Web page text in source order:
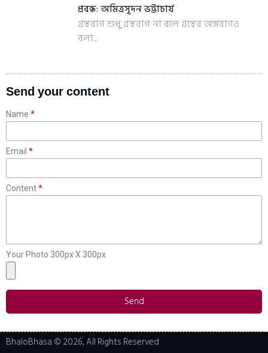
প্রবন্ধ: অমিত্রসূদন ভট্টাচার্য
গ্রন্থরাগ শুধু গ্রন্থরাগ না বলে গ্রন্থের অঙ্গরাগও
বলা...
Send your content
Name
Email
Content
Your Photo 300px X 300px
Send
BhaloBhasa © 2026, All Rights Reserved